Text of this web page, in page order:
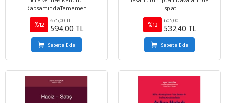
KapsamındaTamamen
Haczedilmezlik
%12
675,00 TL
594,00 TL
Sepete Ekle
İspat
%12
605,00 TL
532,40 TL
Sepete Ekle